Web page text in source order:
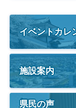
イベントカレ
施設案内
県民の声